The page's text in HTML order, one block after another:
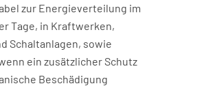
zur Energieverteilung im
Tage, in Kraftwerken,
Schaltanlagen, sowie
ein zusätzlicher Schutz
Beschädigung